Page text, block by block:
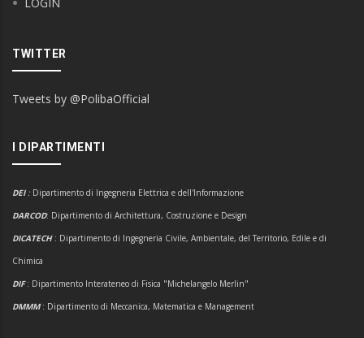
TWITTER
Tweets by @PolibaOfficial
I DIPARTIMENTI
DEI : Dipartimento di Ingegneria Elettrica e dell'Informazione
DARCOD: Dipartimento di Architettura, Costruzione e Design
DICATECH : Dipartimento di Ingegneria Civile, Ambientale, del Territorio, Edile e di
Chimica
DIF: Dipartimento Interateneo di Fisica "Michelangelo Merlin"
DMMM: Dipartimento di Meccanica, Matematica e Management